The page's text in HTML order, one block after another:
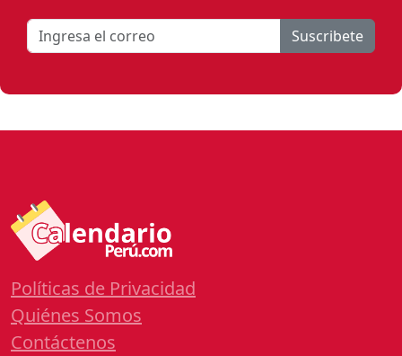
Suscribete
Políticas de Privacidad
Quiénes Somos
Contáctenos